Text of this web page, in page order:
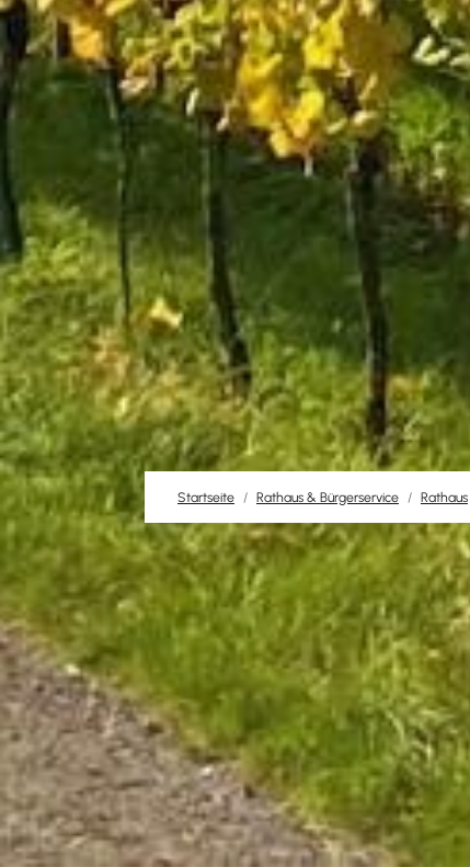
Startseite Rathaus & Bürgerservice Rathaus